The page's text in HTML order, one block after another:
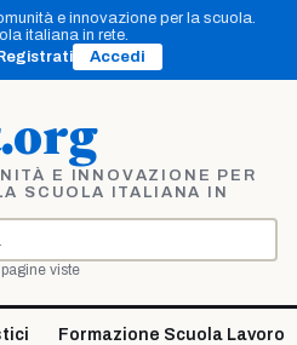
e innovazione per la scuola.
italiana in rete.
Accedi
E INNOVAZIONE PER
SCUOLA ITALIANA IN
viste
Formazione Scuola Lavoro